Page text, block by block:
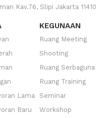
Kav.76, Slipi Jakarta 11410
Lama
Baru
KEGUNAAN
Ruang Meeting
Shooting
Ruang Serbaguna
Ruang Training
Seminar
Workshop